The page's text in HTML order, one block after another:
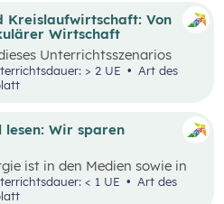
zu finden sind.
Kreislaufwirtschaft: Von
Wirtschaft
Unterrichtsszenarios
aufbereiteter Text zum
Umgang mit
und die Konzepte „lineares
„Kreislaufwirtschaft”
> 2 UE
Art des
Wir sparen
ist in den Medien sowie in
allgegenwärtig. Dabei
Energieverbrauch, von
< 1 UE